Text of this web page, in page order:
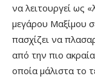
να λειτουργεί ως
μεγάρου Μαξίμου
πασχίζει να
από την πιο
οποία μάλιστα το